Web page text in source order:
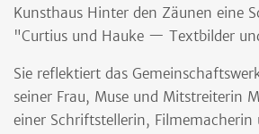
Kunsthaus Hinter den Zäunen eine
"Curtius und Hauke — Textbilder
Sie reflektiert das
seiner Frau, Muse und Mitstreiterin
einer Schriftstellerin, Filmemacherin